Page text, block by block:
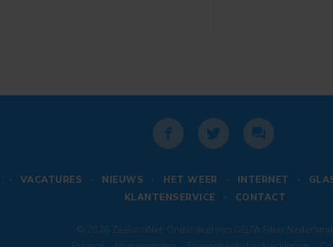
VACATURES NIEUWS HET WEER INTERNET
KLANTENSERVICE
CONTACT
© 2026 ZeelandNet . Onderdeel van DELTA Fiber Nederland